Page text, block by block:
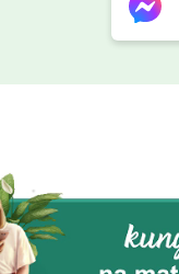
ng anumang
hiningi sa tao.
ang mga
dapat isagawa
gawain